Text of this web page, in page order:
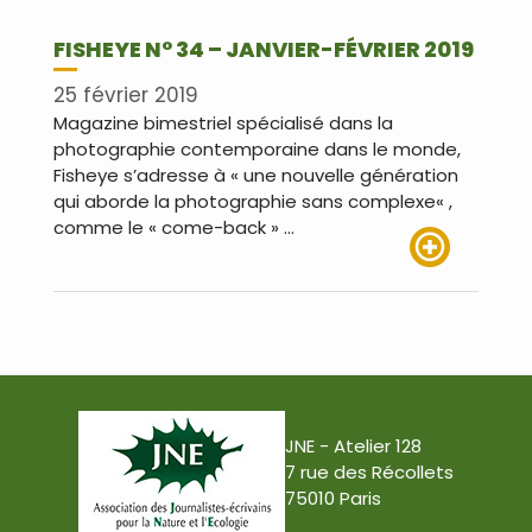
FISHEYE N° 34 – JANVIER-FÉVRIER 2019
25 février 2019
Magazine bimestriel spécialisé dans la
photographie contemporaine dans le monde,
Fisheye s’adresse à « une nouvelle génération
qui aborde la photographie sans complexe« ,
comme le « come-back » …
JNE - Atelier 128
7 rue des Récollets
75010 Paris